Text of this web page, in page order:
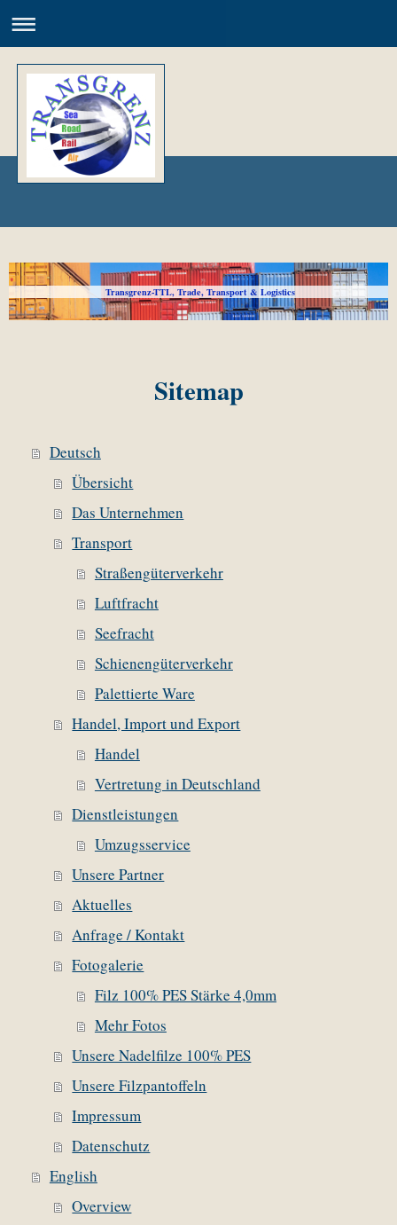
Transgrenz-TTL, Trade, Transport & Logistics
Sitemap
Deutsch
Übersicht
Das Unternehmen
Transport
Straßengüterverkehr
Luftfracht
Seefracht
Schienengüterverkehr
Palettierte Ware
Handel, Import und Export
Handel
Vertretung in Deutschland
Dienstleistungen
Umzugsservice
Unsere Partner
Aktuelles
Anfrage / Kontakt
Fotogalerie
Filz 100% PES Stärke 4,0mm
Mehr Fotos
Unsere Nadelfilze 100% PES
Unsere Filzpantoffeln
Impressum
Datenschutz
English
Overview